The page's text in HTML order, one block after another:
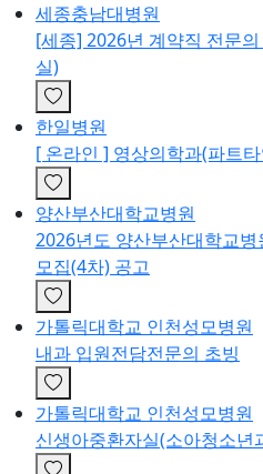
세종충남대병원
[세종] 2026년 계약직 전문
실)
한일병원
[ 온라인 ] 영상의학과(파트
양산부산대학교병원
2026년도 양산부산대학교
모집(4차) 공고
가톨릭대학교 인천성모병원
내과 입원전담전문의 초빙
가톨릭대학교 인천성모병원
신생아중환자실(소아청소년